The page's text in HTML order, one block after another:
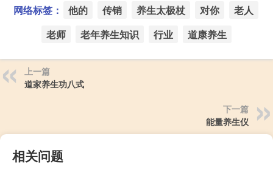
网络标签： 他的 传销 养生太极杖 对你
老人
老师
老年养生知识 行业 道康养生
上一篇
道家养生功八式
下一篇
能量养生仪
相关问题